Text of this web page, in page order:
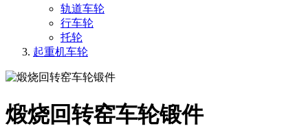
轨道车轮
行车轮
托轮
起重机车轮
煅烧回转窑车轮锻件